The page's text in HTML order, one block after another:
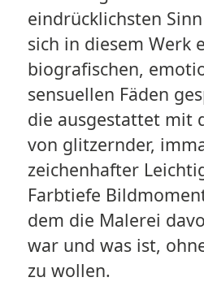
eindrücklichsten
sich in diesem Werk
biografischen,
sensuellen Fäden
die ausgestattet mit
von glitzernder,
zeichenhafter
Farbtiefe
dem die Malerei
war und was ist,
zu wollen.